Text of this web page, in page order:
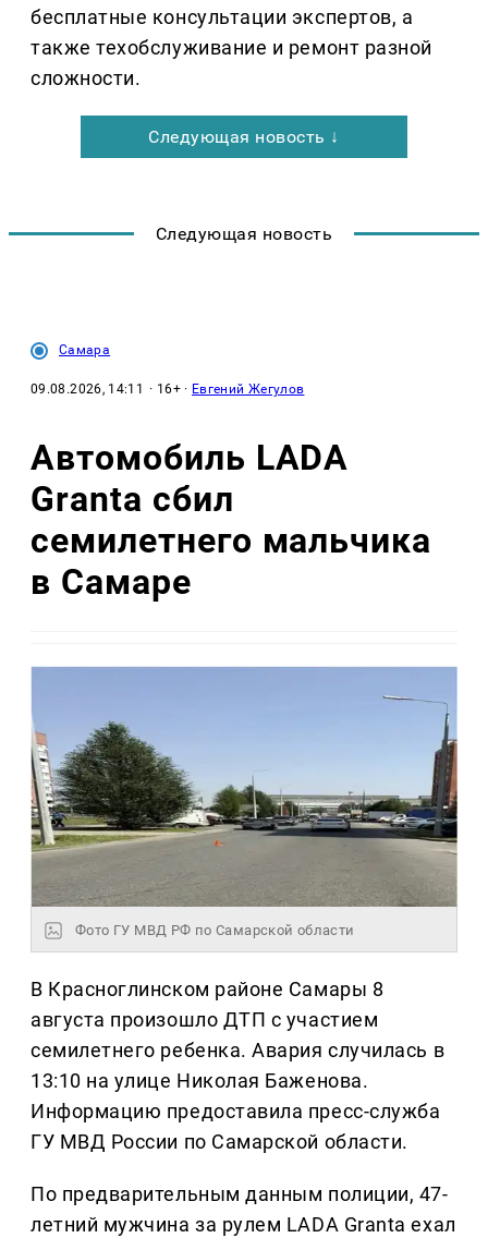
бесплатные консультации экспертов, а
также техобслуживание и ремонт разной
сложности.
Следующая новость ↓
Следующая новость
Самара
09.08.2026, 14:11 · 16+ · Евгений Жегулов
Автомобиль LADA
Granta сбил
семилетнего мальчика
в Самаре
Фото ГУ МВД РФ по Самарской области
В Красноглинском районе Самары 8
августа произошло ДТП с участием
семилетнего ребенка. Авария случилась в
13:10 на улице Николая Баженова.
Информацию предоставила пресс-служба
ГУ МВД России по Самарской области.
По предварительным данным полиции, 47-
летний мужчина за рулем LADA Granta ехал